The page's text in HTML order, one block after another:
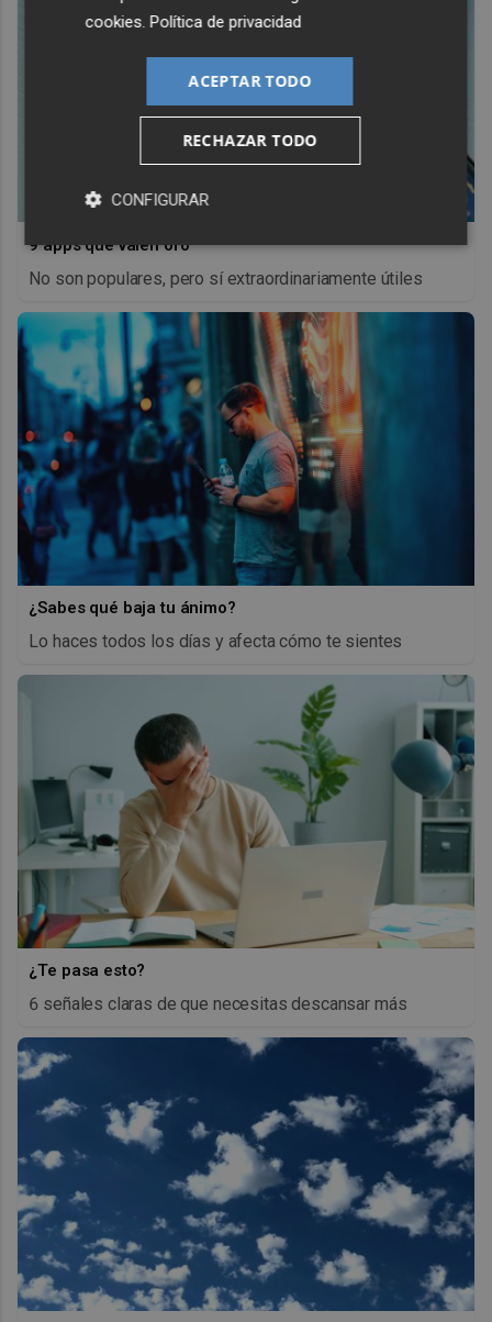
9 apps que valen oro
No son populares, pero sí extraordinariamente útiles
¿Sabes qué baja tu ánimo?
Lo haces todos los días y afecta cómo te sientes
¿Te pasa esto?
6 señales claras de que necesitas descansar más
cookies.Política de privacidad
ACEPTAR TODO
RECHAZAR TODO
CONFIGURAR